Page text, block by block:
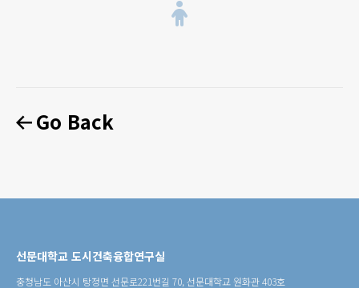
Go Back
선문대학교 도시건축융합연구실
충청남도 아산시 탕정면 선문로221번길 70, 선문대학교 원화관 403호